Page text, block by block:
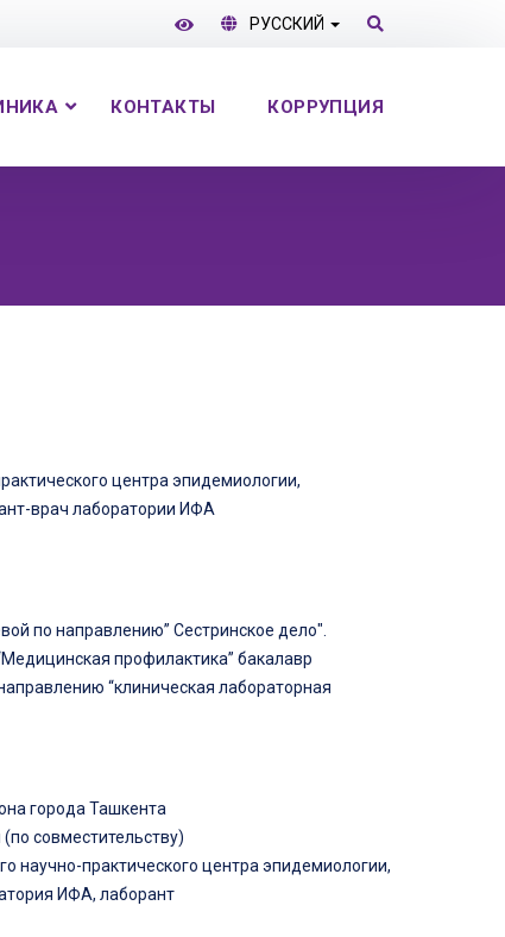
РУССКИЙ
КОНТАКТЫ КОРРУПЦИЯ
центра эпидемиологии,
врач лаборатории ИФА
по направлению” Сестринское дело".
профилактика” бакалавр
“клиническая лабораторная
города Ташкента
совместительству)
научно-практического центра эпидемиологии,
ИФА, лаборант